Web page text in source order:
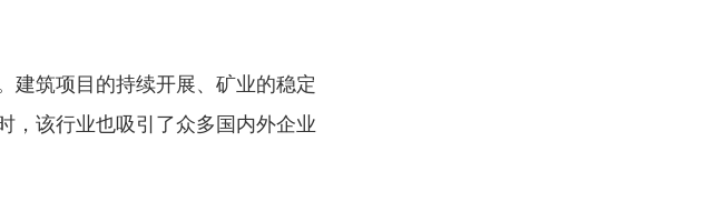
建筑项目的持续开展、矿业的稳定
，该行业也吸引了众多国内外企业